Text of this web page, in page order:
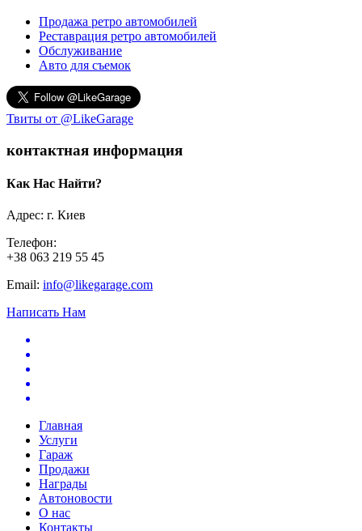
Продажа ретро автомобилей
Реставрация ретро автомобилей
Обслуживание
Авто для съемок
Твиты от @LikeGarage
контактная информация
Как Нас Найти?
Адрес: г. Киев
Телефон:
+38 063 219 55 45
Email: info@likegarage.com
Написать Нам
Главная
Услуги
Гараж
Продажи
Награды
Автоновости
О нас
Контакты